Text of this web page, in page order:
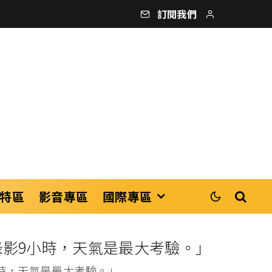
訂閱我們
區 影音專區 國際專區
9小時，天氣是最大考驗。」